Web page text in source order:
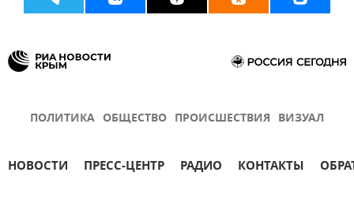
ПОЛИТИКА ОБЩЕСТВО ПРОИСШЕСТВИЯ ВИЗУАЛ
НОВОСТИ ПРЕСС-ЦЕНТР РАДИО КОНТАКТЫ